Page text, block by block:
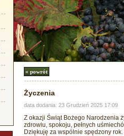
Życzenia
data dodania: 23 Grudzień 2025 17:09
Z okazji Świąt Bożego Narodzenia
zdrowiu, spokoju, pełnych
Dziękuję za wspólnie spędzony